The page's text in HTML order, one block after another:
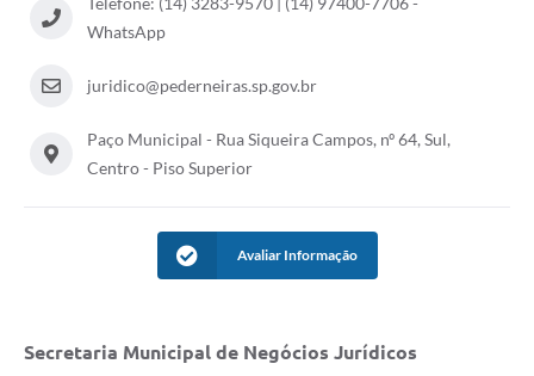
WhatsApp
juridico@pederneiras.sp.gov.br
Paço Municipal - Rua Siqueira Campos, nº 64, Sul,
Centro - Piso Superior
Avaliar Informação
Secretaria Municipal de Negócios Jurídicos